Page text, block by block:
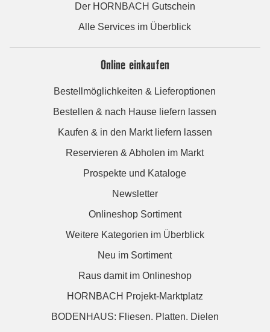
Der HORNBACH Gutschein
Alle Services im Überblick
Online einkaufen
Bestellmöglichkeiten & Lieferoptionen
Bestellen & nach Hause liefern lassen
Kaufen & in den Markt liefern lassen
Reservieren & Abholen im Markt
Prospekte und Kataloge
Newsletter
Onlineshop Sortiment
Weitere Kategorien im Überblick
Neu im Sortiment
Raus damit im Onlineshop
HORNBACH Projekt-Marktplatz
BODENHAUS: Fliesen. Platten. Dielen